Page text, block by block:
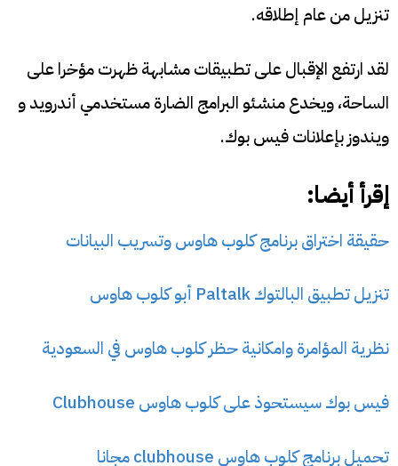
تنزيل من عام إطلاقه.
لقد ارتفع الإقبال على تطبيقات مشابهة ظهرت مؤخرا على
الساحة، ويخدع منشئو البرامج الضارة مستخدمي أندرويد و
ويندوز بإعلانات فيس بوك.
إقرأ أيضا:
حقيقة اختراق برنامج كلوب هاوس وتسريب البيانات
تنزيل تطبيق البالتوك Paltalk أبو كلوب هاوس
نظرية المؤامرة وامكانية حظر كلوب هاوس في السعودية
فيس بوك سيستحوذ على كلوب هاوس Clubhouse
تحميل برنامج كلوب هاوس clubhouse مجانا